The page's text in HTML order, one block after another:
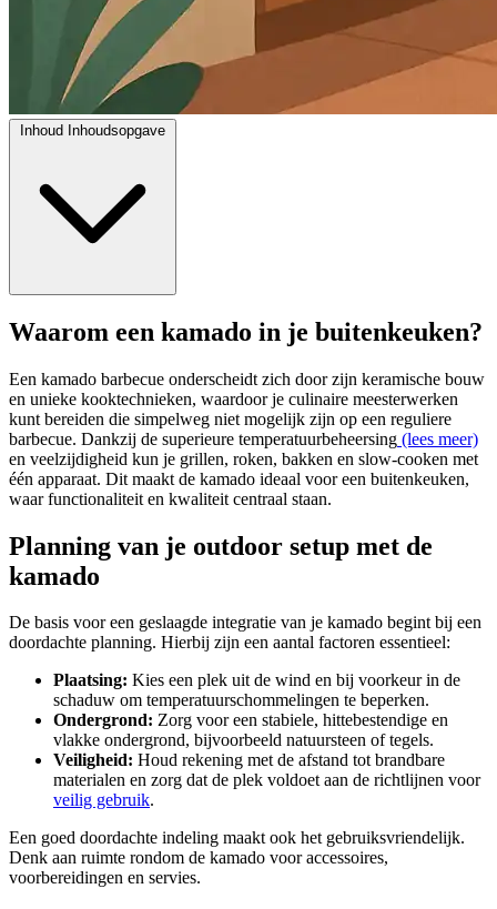
Inhoud Inhoudsopgave
Waarom een kamado in je buitenkeuken?
Een kamado barbecue onderscheidt zich door zijn keramische bouw
en unieke kooktechnieken, waardoor je culinaire meesterwerken
kunt bereiden die simpelweg niet mogelijk zijn op een reguliere
barbecue. Dankzij de superieure temperatuurbeheersing (lees meer)
en veelzijdigheid kun je grillen, roken, bakken en slow-cooken met
één apparaat. Dit maakt de kamado ideaal voor een buitenkeuken,
waar functionaliteit en kwaliteit centraal staan.
Planning van je outdoor setup met de
kamado
De basis voor een geslaagde integratie van je kamado begint bij een
doordachte planning. Hierbij zijn een aantal factoren essentieel:
Plaatsing: Kies een plek uit de wind en bij voorkeur in de
schaduw om temperatuurschommelingen te beperken.
Ondergrond: Zorg voor een stabiele, hittebestendige en
vlakke ondergrond, bijvoorbeeld natuursteen of tegels.
Veiligheid: Houd rekening met de afstand tot brandbare
materialen en zorg dat de plek voldoet aan de richtlijnen voor
veilig gebruik.
Een goed doordachte indeling maakt ook het gebruiksvriendelijk.
Denk aan ruimte rondom de kamado voor accessoires,
voorbereidingen en servies.